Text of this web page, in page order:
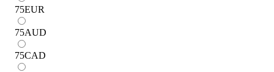
75EUR
75AUD
75CAD